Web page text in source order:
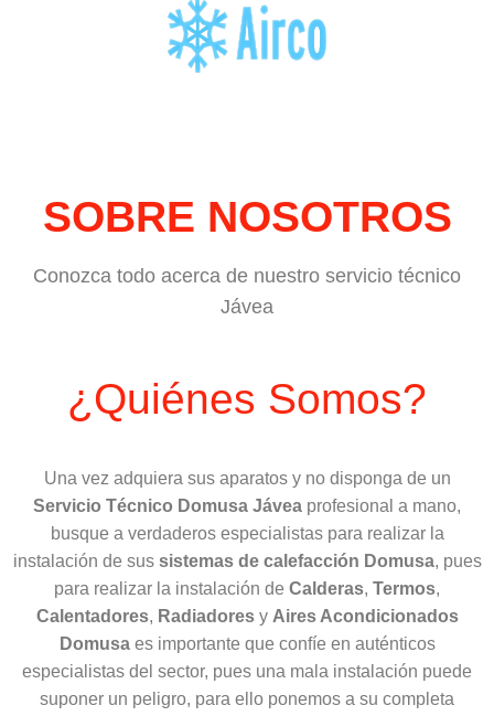
SOBRE NOSOTROS
Conozca todo acerca de nuestro servicio técnico
Jávea
¿Quiénes Somos?
Una vez adquiera sus aparatos y no disponga de un
Servicio Técnico Domusa Jávea profesional a mano,
busque a verdaderos especialistas para realizar la
instalación de sus sistemas de calefacción Domusa, pues
para realizar la instalación de Calderas, Termos,
Calentadores, Radiadoresy Aires Acondicionados
Domusaes importante que confíe en auténticos
especialistas del sector, pues una mala instalación puede
suponer un peligro, para ello ponemos a su completa